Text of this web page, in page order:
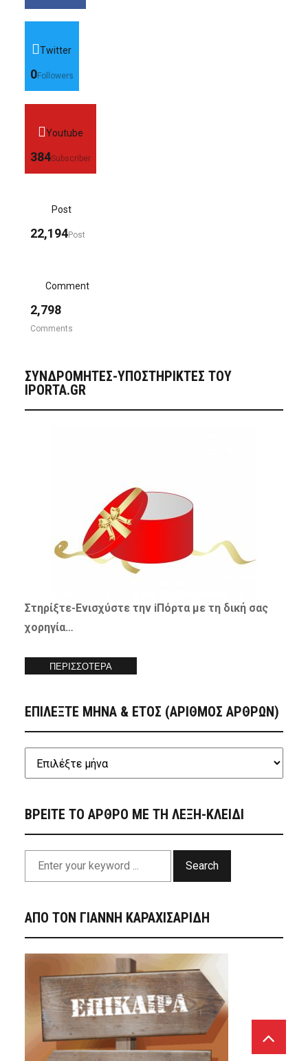
Twitter
0Followers
Youtube
384Subscriber
Post
22,194Post
Comment
2,798
Comments
ΣΥΝΔΡΟΜΗΤΈΣ-ΥΠΟΣΤΗΡΙΚΤΈΣ ΤΟΥ
IPORTA.GR
Στηρίξτε- Ενισχύστετην iΠόρτα με τη δική σας
χορηγία…
ΠΕΡΙΣΣΟΤΕΡΑ
ΕΠΙΛΕΞΤΕ ΜΗΝΑ & ΕΤΟΣ (ΑΡΙΘΜΟΣ ΑΡΘΡΩΝ)
ΒΡΕΙΤΕ ΤΟ ΑΡΘΡΟ ΜΕ ΤΗ ΛΕΞΗ-ΚΛΕΙΔΙ
Search
ΑΠΟ ΤΟΝ ΓΙΑΝΝΗ ΚΑΡΑΧΙΣΑΡΙΔΗ